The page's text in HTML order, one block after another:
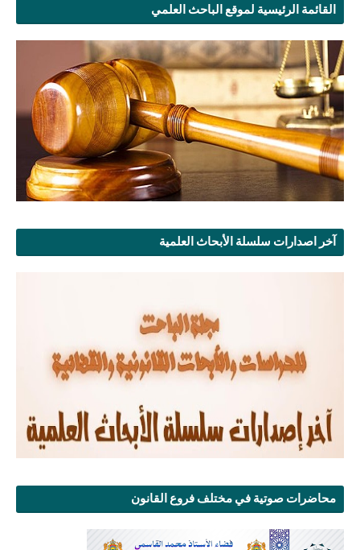
القائمة الرئيسية لموقع الباحث العلمي
آخر اصدارات سلسلة الأبحاث العلمية
محاضرات صوتية في مختلف فروع القانون